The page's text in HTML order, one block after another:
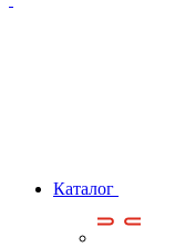
Каталог